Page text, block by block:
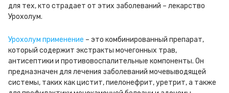
для тех, кто страдает от этих заболеваний – лекарство
Урохолум.
Урохолум применение – это комбинированный препарат,
который содержит экстракты мочегонных трав,
антисептики и противовоспалительные компоненты. Он
предназначен для лечения заболеваний мочевыводящей
системы, таких как цистит, пиелонефрит, уретрит, а также